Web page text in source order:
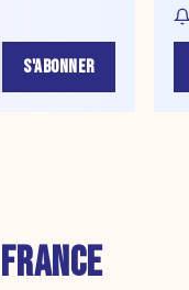
S'ABONNER
FRANCE